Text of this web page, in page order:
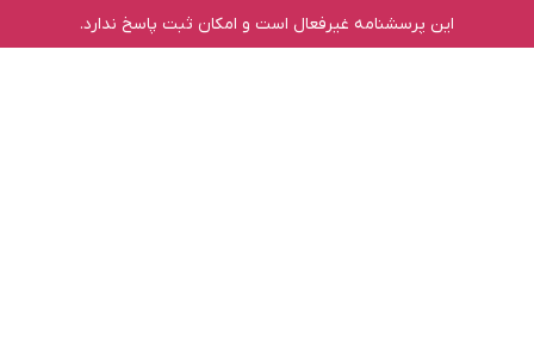
این پرسشنامه غیر‌فعال است و امکان ثبت پاسخ ندارد.